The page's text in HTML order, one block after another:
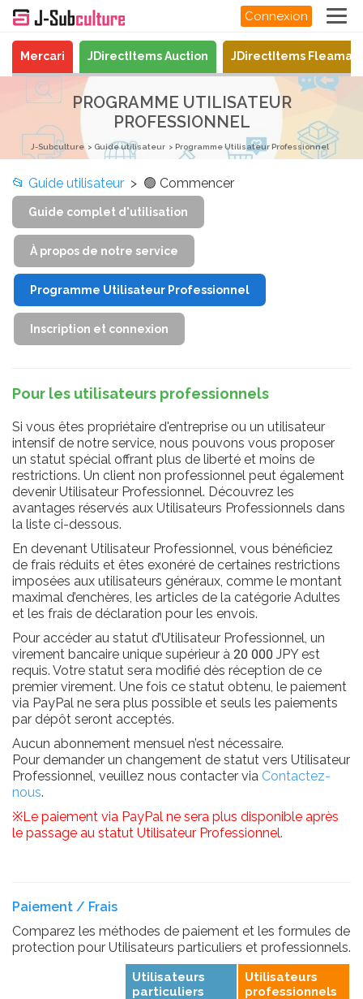
Connexion
Mercari JDirectItems Auction JDirectItems
PROGRAMME UTILISATEUR
PROFESSIONNEL
J-Subculture Guide utilisateur Programme Utilisateur Professionnel
📂 Guide utilisateur > 🟢 Commencer
Guide complet d'utilisation
À propos de notre service
Programme Utilisateur Professionnel
Inscription et connexion
Pour les utilisateurs professionnels
Si vous êtes propriétaire d'entreprise ou un utilisateur
intensif de notre service, nous pouvons vous proposer
un statut spécial offrant plus de liberté et moins de
restrictions. Un client non professionnel peut également
devenir Utilisateur Professionnel. Découvrez les
avantages réservés aux Utilisateurs Professionnels dans
la liste ci-dessous.
En devenant Utilisateur Professionnel, vous bénéficiez
de frais réduits et êtes exonéré de certaines restrictions
imposées aux utilisateurs généraux, comme le montant
maximal d’enchères, les articles de la catégorie Adultes
et les frais de déclaration pour les envois.
Pour accéder au statut d’Utilisateur Professionnel, un
virement bancaire unique supérieur à 20 000 JPY est
requis. Votre statut sera modifié dès réception de ce
premier virement. Une fois ce statut obtenu, le paiement
via PayPal ne sera plus possible et seuls les paiements
par dépôt seront acceptés.
Aucun abonnement mensuel n’est nécessaire.
Pour demander un changement de statut vers Utilisateur
Professionnel, veuillez nous contacter via Contactez-
nous.
※Le paiement via PayPal ne sera plus disponible après
le passage au statut Utilisateur Professionnel.
Paiement / Frais
Comparez les méthodes de paiement et les formules de
protection pour Utilisateurs particuliers et professionnels.
Utilisateurs
particuliers
Utilisateurs
professionnels